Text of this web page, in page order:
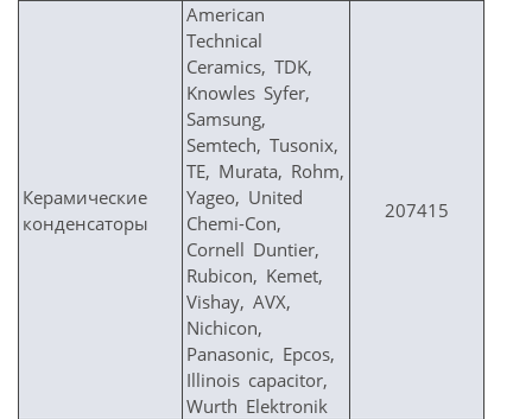
Керамические
конденсаторы
American
Technical
Ceramics, TDK,
Knowles Syfer,
Samsung,
Semtech, Tusonix,
TE, Murata, Rohm,
Yageo, United
Chemi-Con,
Cornell Duntier,
Rubicon, Kemet,
Vishay, AVX,
Nichicon,
Panasonic, Epcos,
Illinois capacitor,
Wurth Elektronik
207415